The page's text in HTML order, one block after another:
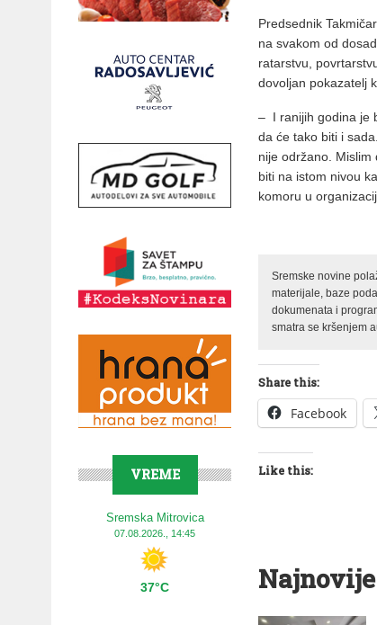
VREME
Sremska Mitrovica
07.08.2026., 14:45
37°C
Pred­sed­nik
na sva­kom od
ra­tar­stvu,
do­vo­ljan po­ka­za­telj
– I ra­ni­jih go­di­na je
da će ta­ko bi­ti i
ni­je odr­ža­no.
bi­ti na istom ni­vou
ko­mo­ru u
Sremske novine
materijale, baze
dokumenata i
smatra se kršenjem
Share this:
Facebook
Like this: